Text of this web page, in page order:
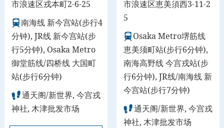
市浪速区戎本町2-6-25
南海线 新今宫站(步行4
分钟), JR线 新今宫站(步
行5分钟), Osaka Metro
御堂筋线/四桥线 大国町
站(步行6分钟)
通天阁/新世界, 今宫戎
神社, 木津批发市场
市浪速区恵美須西3-11-2
5
Osaka Metro堺筋线
恵美须町站(步行6分钟),
南海高野线 今宫戎站(步
行6分钟), JR线/南海线 新
今宫站(步行7分钟)
通天阁/新世界, 今宫戎
神社, 木津批发市场